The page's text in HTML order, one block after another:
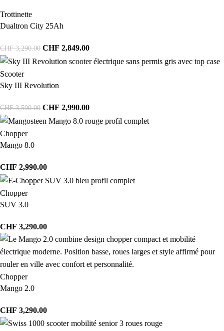
Trottinette
Dualtron City 25Ah
CHF3,290.00 CHF 2,849.00
Scooter
Sky III Revolution
CHF3,590.00 CHF 2,990.00
Chopper
Mango 8.0
CHF 2,990.00
Chopper
SUV 3.0
CHF 3,290.00
Chopper
Mango 2.0
CHF 3,290.00